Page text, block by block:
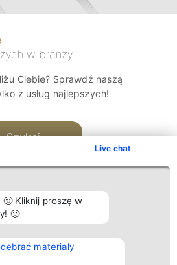
Live chat
Kliknij proszę w
🙂
materiały
w branży
Ciebie? Sprawdź naszą
z usług najlepszych!
Szukaj
Plebiscyt
Laureaci
Kontakt
Kontakt